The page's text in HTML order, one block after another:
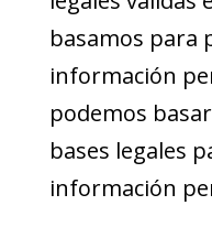
basamos para
información
podemos
bases legales
información